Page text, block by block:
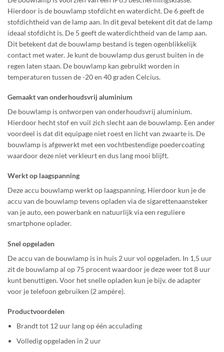
Hierdoor is de bouwlamp stofdicht en waterdicht. De 6 geeft de
stofdichtheid van de lamp aan. In dit geval betekent dit dat de lamp
ideaal stofdicht is. De 5 geeft de waterdichtheid van de lamp aan.
Dit betekent dat de bouwlamp bestand is tegen ogenblikkelijk
contact met water. Je kunt de bouwlamp dus gerust buiten in de
regen laten staan. De bouwlamp kan gebruikt worden in
temperaturen tussen de -20 en 40 graden Celcius.
Gemaakt van onderhoudsvrij aluminium
De bouwlamp is ontworpen van onderhoudsvrij aluminium.
Hierdoor hecht stof en vuil zich slecht aan de bouwlamp. Een ander
voordeel is dat dit equipage niet roest en licht van zwaarte is. De
bouwlamp is afgewerkt met een vochtbestendige poedercoating
waardoor deze niet verkleurt en dus lang mooi blijft.
Werkt op laagspanning
Deze accu bouwlamp werkt op laagspanning. Hierdoor kun je de
accu van de bouwlamp tevens opladen via de sigarettenaansteker
van je auto, een powerbank en natuurlijk via een reguliere
smartphone oplader.
Snel opgeladen
De accu van de bouwlamp is in huis 2 uur vol opgeladen. In 1,5 uur
zit de bouwlamp al op 75 procent waardoor je deze weer tot 8 uur
kunt benuttigen. Voor het snelle opladen kun je bijv. de adapter
voor je telefoon gebruiken (2 ampère).
Productvoordelen
Brandt tot 12 uur lang op één acculading
Volledig opgeladen in 2 uur